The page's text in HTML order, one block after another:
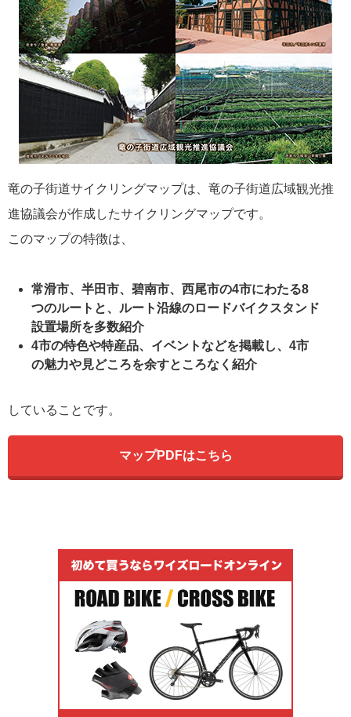
竜の子街道サイクリングマップは、竜の子街道広域観光推
進協議会が作成したサイクリングマップです。
このマップの特徴は、
常滑市、半田市、碧南市、西尾市の4市にわたる8
つのルートと、ルート沿線のロードバイクスタンド
設置場所を多数紹介
4市の特色や特産品、イベントなどを掲載し、4市
の魅力や見どころを余すところなく紹介
していることです。
マップPDFはこちら